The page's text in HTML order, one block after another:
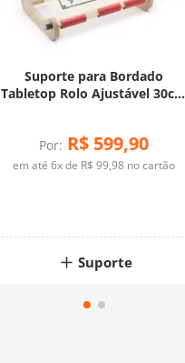
Suporte para Bordado
Tabletop Rolo Ajustável 30cm
Por: R$ 599,90
em até6x de R$ 99,98 no cartão
Suporte